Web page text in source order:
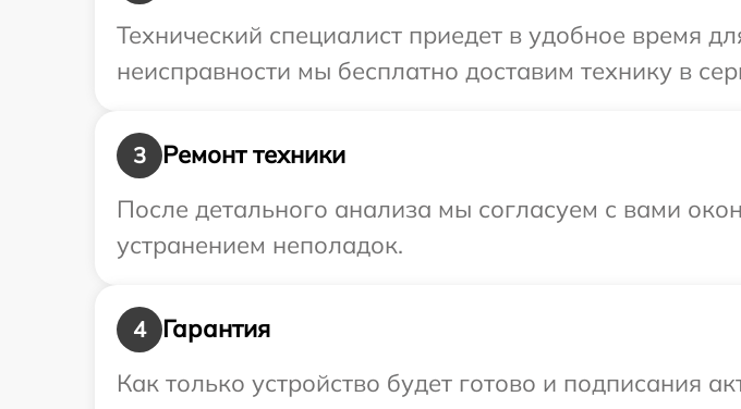
Технический специалист приедет в удобное время
неисправности мы бесплатно доставим технику в
3
Ремонт техники
После детального анализа мы согласуем с вами
устранением неполадок.
4
Гарантия
Как только устройство будет готово и подписания